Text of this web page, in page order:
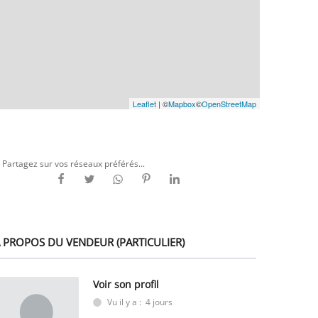
Leaflet | ©Mapbox©OpenStreetMap
sur vos réseaux préférés...
PROPOS DU VENDEUR (PARTICULIER)
Voir son profil
Vu il y a : 4 jours